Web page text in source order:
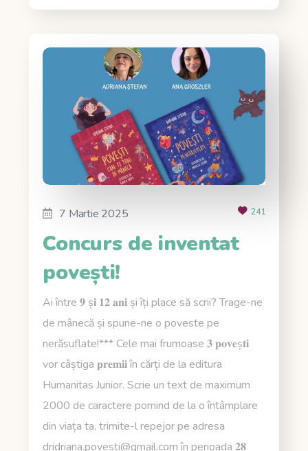
7 Martie 2025 241
Concurs de inventat
povești!
Ai între 𝟗 ș𝐢 𝟏𝟐 𝐚𝐧𝐢 și îți place să scrii? Trage-ne
de mânecă și spune-ne o poveste pe
nerăsuflate!*** Cele mai frumoase 𝟑 𝐩𝐨𝐯𝐞ș𝐭𝐢
vor câștiga 𝐩𝐫𝐞𝐦𝐢𝐢 în cărți de la editura
Humanitas Junior. Scrie un text de maximum
2000 de caractere pornind de la o întâmplare
din viața ta, trimite-l repejor pe adresa
dridriana.povesti@gmail.comîn perioada 𝟐𝟖